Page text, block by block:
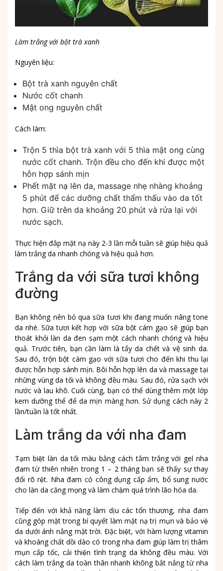
Làm trắng với bột trà xanh
Nguyên liệu:
Bột trà xanh nguyên chất
Nước cốt chanh
Mật ong nguyên chất
Cách làm:
Trộn 5 thìa bột trà xanh với 5 thìa mật ong cùng
nước cốt chanh. Trộn đều cho đến khi được một
hỗn hợp sánh mịn
Phết mặt nạ lên da, massage nhẹ nhàng khoảng
5 phút để các dưỡng chất thẩm thấu vào da tốt
hơn. Giữ trên da khoảng 20 phút và rửa lại với
nước sạch.
Thực hiện đắp mặt nạ này 2-3 lần mỗi tuần sẽ giúp hiệu quả
làm trắng da nhanh chóng và hiệu quả hơn.
Trắng da với sữa tươi không
đường
Bạn không nên bỏ qua sữa tươi khi đang muốn nâng tone
da nhé. Sữa tươi kết hợp với sữa bột cám gạo sẽ giúp bạn
thoát khỏi làn da đen sạm một cách nhanh chóng và hiệu
quả. Trước tiên, bạn cần làm là tẩy da chết và vệ sinh da.
Sau đó, trộn bột cám gạo với sữa tươi cho đến khi thu lại
được hỗn hợp sánh mịn. Bôi hỗn hợp lên da và massage tại
những vùng da tối và không đều màu. Sau đó, rửa sạch với
nước và lau khô. Cuối cùng, bạn có thể dùng thêm một lớp
kem dưỡng thể để da mịn màng hơn. Sử dụng cách này 2
lần/tuần là tốt nhất.
Làm trắng da với nha đam
Tạm biệt làn da tối màu bằng cách tắm trắng với gel nha
đam từ thiên nhiên trong 1 – 2 tháng bạn sẽ thấy sự thay
đổi rõ rệt. Nha đam có công dụng cấp ẩm, bổ sung nước
cho làn da căng mọng và làm chậm quá trình lão hóa da.
Tiếp đến với khả năng làm dịu các tổn thương, nha đam
cũng góp mặt trong bí quyết làm mặt nạ trị mụn và bảo vệ
da dưới ánh nắng mặt trời. Đặc biệt, với hàm lượng vitamin
và khoáng chất dồi dào có trong nha đam giúp làm trị thâm
mụn cấp tốc, cải thiện tình trạng da không đều màu. Với
cách làm trắng da toàn thân nhanh không bắt nắng từ nha